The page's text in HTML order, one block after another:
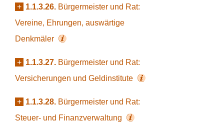
+ 1.1.3.26. Bürgermeister und Rat:
Vereine, Ehrungen, auswärtige
Denkmäler
+ 1.1.3.27. Bürgermeister und Rat:
Versicherungen und Geldinstitute
+ 1.1.3.28. Bürgermeister und Rat:
Steuer- und Finanzverwaltung